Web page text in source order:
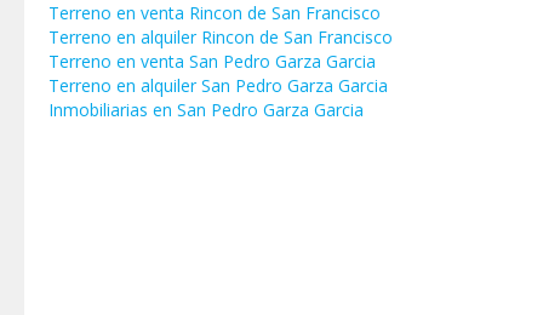
Terreno en venta Rincon de San Francisco
Terreno en alquiler Rincon de San Francisco
Terreno en venta San Pedro Garza Garci­a
Terreno en alquiler San Pedro Garza Garci­a
Inmobiliarias en San Pedro Garza Garci­a